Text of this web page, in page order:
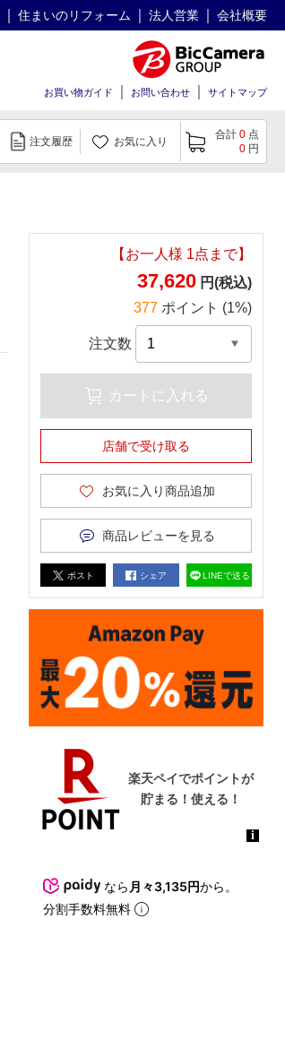
住まいのリフォーム 法人営業 会社概要
お買い物ガイド
お問い合わせ サイトマップ
注文履歴 お気に入り
合計 0 点
0 円
【お一人様 1点まで】
37,620 円(税込)
377 ポイント (1%)
注文数
カートに入れる
店舗で受け取る
お気に入り商品追加
商品レビューを見る
ポスト シェア LINEで送る
なら 月々3,135円から。
分割手数料無料